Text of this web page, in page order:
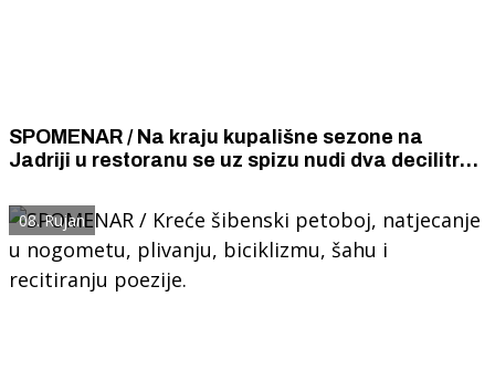
SPOMENAR / Na kraju kupališne sezone na
Jadriji u restoranu se uz spizu nudi dva decilitra
08. Rujan